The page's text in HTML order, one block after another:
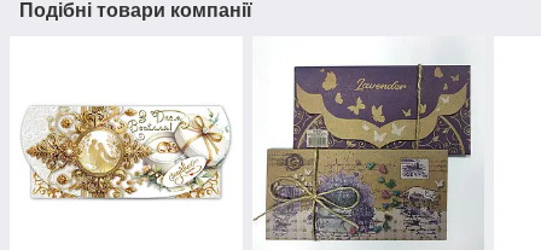
Подібні товари компанії